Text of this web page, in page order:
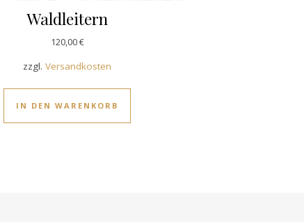
Waldleitern
120,00€
zzgl.Versandkosten
IN DEN WARENKORB